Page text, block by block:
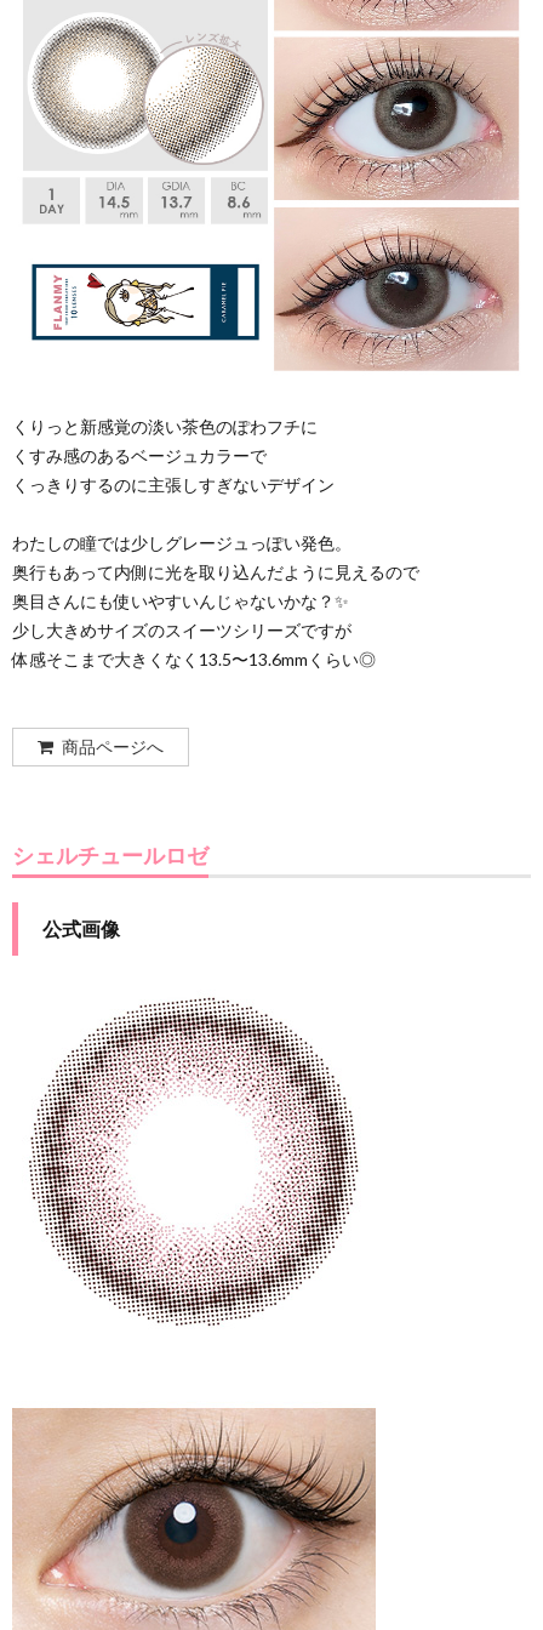
くりっと新感覚の淡い茶色のぽわフチに
くすみ感のあるベージュカラーで
くっきりするのに主張しすぎないデザイン
わたしの瞳では少しグレージュっぽい発色。
奥行もあって内側に光を取り込んだように見えるので
奥目さんにも使いやすいんじゃないかな？✨
少し大きめサイズのスイーツシリーズですが
体感そこまで大きくなく13.5〜13.6mmくらい◎
商品ページへ
シェルチュールロゼ
公式画像